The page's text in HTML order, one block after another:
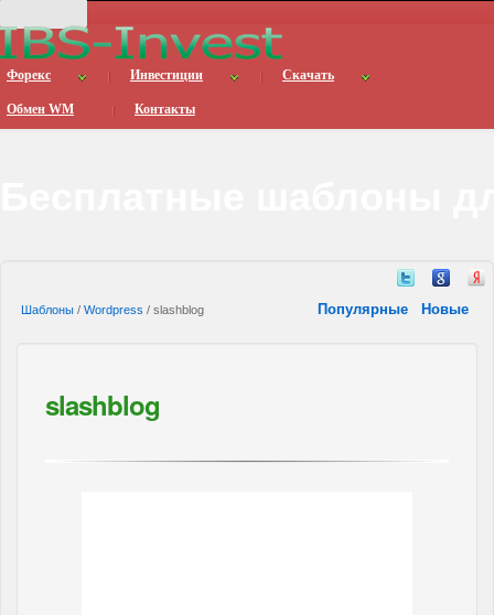
Форекс Инвестиции Скачать
Обмен WM Контакты
Шаблоны / Wordpress / slashblog Популярные Новые
slashblog